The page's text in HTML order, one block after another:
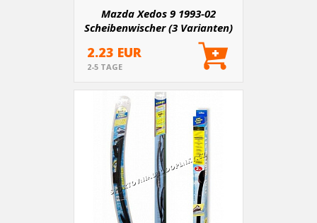
Mazda Xedos 9 1993-02
Scheibenwischer (3 Varianten)
2.23 EUR
2-5 TAGE